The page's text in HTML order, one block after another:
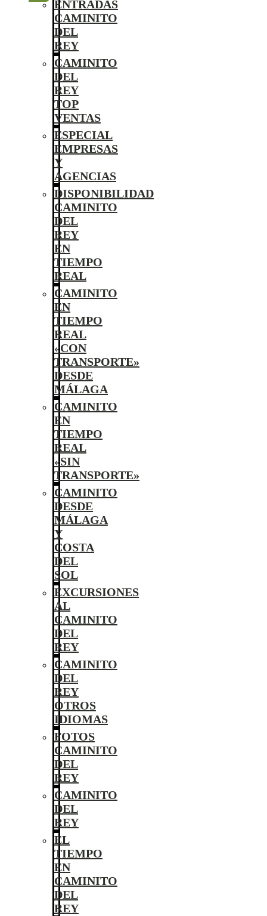
ENTRADAS
CAMINITO
DEL
REY
CAMINITO
DEL
REY
TOP
VENTAS
ESPECIAL
EMPRESAS
Y
AGENCIAS
DISPONIBILIDAD
CAMINITO
DEL
REY
EN
TIEMPO
REAL
CAMINITO
EN
TIEMPO
REAL
«CON
TRANSPORTE»
DESDE
MÁLAGA
CAMINITO
EN
TIEMPO
REAL
«SIN
TRANSPORTE»
CAMINITO
DESDE
MÁLAGA
Y
COSTA
DEL
SOL
EXCURSIONES
AL
CAMINITO
DEL
REY
CAMINITO
DEL
REY
OTROS
IDIOMAS
FOTOS
CAMINITO
DEL
REY
CAMINITO
DEL
REY
EL
TIEMPO
EN
CAMINITO
DEL
REY